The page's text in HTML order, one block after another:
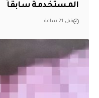
المستخدمة سابقاً
قبل 21 ساعة